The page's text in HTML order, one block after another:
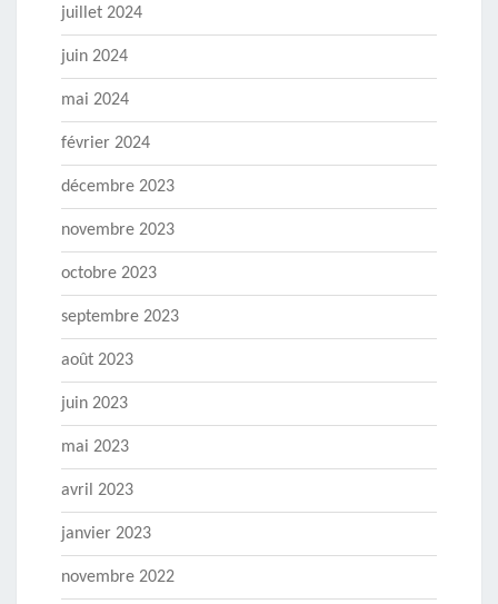
juillet 2024
juin 2024
mai 2024
février 2024
décembre 2023
novembre 2023
octobre 2023
septembre 2023
août 2023
juin 2023
mai 2023
avril 2023
janvier 2023
novembre 2022